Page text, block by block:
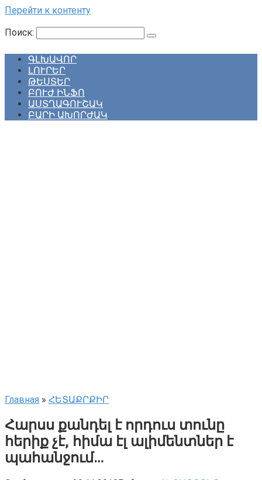
Перейти к контенту
Поиск:
ԳԼԽԱՎՈՐ
ԼՈՒՐԵՐ
ԹԵՍՏԵՐ
ԲՈՒԺ ԻՆՖՈ
ԱՍՏՂԱԳՈՒՇԱԿ
ԲԱՐԻ ԱԽՈՐԺԱԿ
Главная » ՀԵՏԱՔՐՔԻՐ
Հարսս քանդել է որդուս տունը
հերիք չէ, հիմա էլ ալիմենտներ է
պահանջում…